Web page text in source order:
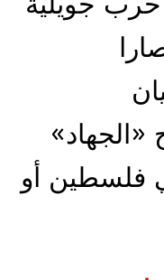
فلسطين أو